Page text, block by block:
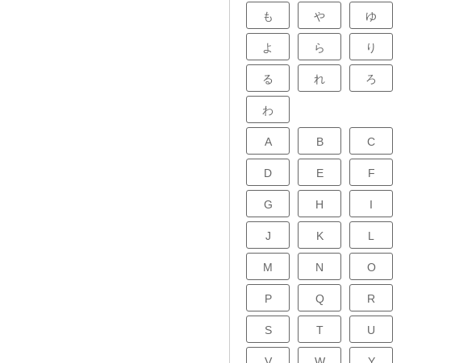
も や ゆ
よ ら り
る れ ろ
わ
A B C
D E F
G H I
J K L
M N O
P Q R
S T U